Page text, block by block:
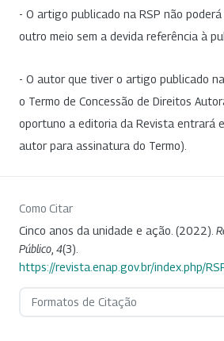
- O artigo publicado na RSP não
outro meio sem a devida referência à
- O autor que tiver o artigo publicado
o Termo de Concessão de Direitos
oportuno a editoria da Revista entrará
autor para assinatura do Termo).
Como Citar
Cinco anos da unidade e ação. (2022).
Público 4(3).
https://revista.enap.gov.br/index.php/
Formatos de Citação